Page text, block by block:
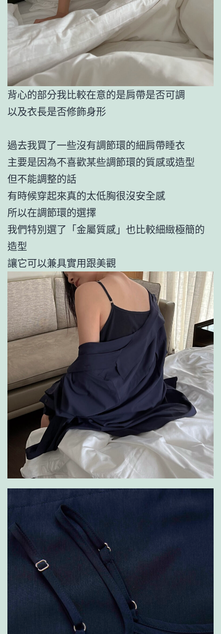
背心的部分我比較在意的是肩帶是否可調
以及衣長是否修飾身形
過去我買了一些沒有調節環的細肩帶睡衣
主要是因為不喜歡某些調節環的質感或造型
但不能調整的話
有時候穿起來真的太低胸很沒安全感
所以在調節環的選擇
我們特別選了「金屬質感」也比較細緻極簡的
造型
讓它可以兼具實用跟美觀